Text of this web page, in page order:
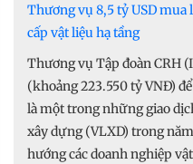
Thương vụ 8,5 tỷ USD
cấp vật liệu hạ tầng
Thương vụ Tập đoàn CRH
(khoảng 223.550 tỷ VNĐ)
là một trong những giao
xây dựng (VLXD) trong
hướng các doanh nghiệp